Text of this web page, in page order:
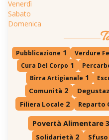
Venerdì
Sabato
Domenica
Pubblicazione 1 Verdure
Cura Del Corpo 1
Birra Artigianale 1
Comunità 2
Filiera Locale 2 Reparto
Povertà Alimentare 3
Solidarietà 2 Sfuso